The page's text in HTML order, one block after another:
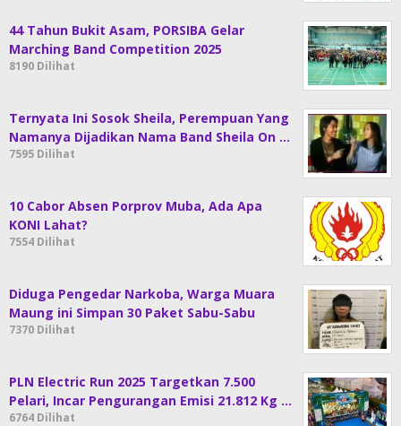
44 Tahun Bukit Asam, PORSIBA Gelar
Marching Band Competition 2025
8190 Dilihat
Ternyata Ini Sosok Sheila, Perempuan Yang
Namanya Dijadikan Nama Band Sheila On …
7595 Dilihat
10 Cabor Absen Porprov Muba, Ada Apa
KONI Lahat?
7554 Dilihat
Diduga Pengedar Narkoba, Warga Muara
Maung ini Simpan 30 Paket Sabu-Sabu
7370 Dilihat
PLN Electric Run 2025 Targetkan 7.500
Pelari, Incar Pengurangan Emisi 21.812 Kg …
6764 Dilihat